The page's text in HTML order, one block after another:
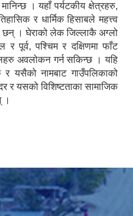
। यहाँ पर्यटकीय क्षेत्रहरु,
र धार्मिक हिसाबले महत्त्व
। घेराको लेक जिल्लाकै अग्लो
र पूर्व, पश्चिम र दक्षिणमा फाँट
अवलोकन गर्न सकिन्छ । यहि
र यसैको नामबाट गाउँपलिकाको
र यसको विशिष्टताका सामाजिक
।